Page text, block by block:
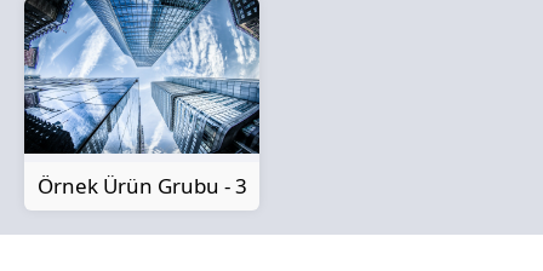
Örnek Ürün Grubu - 3